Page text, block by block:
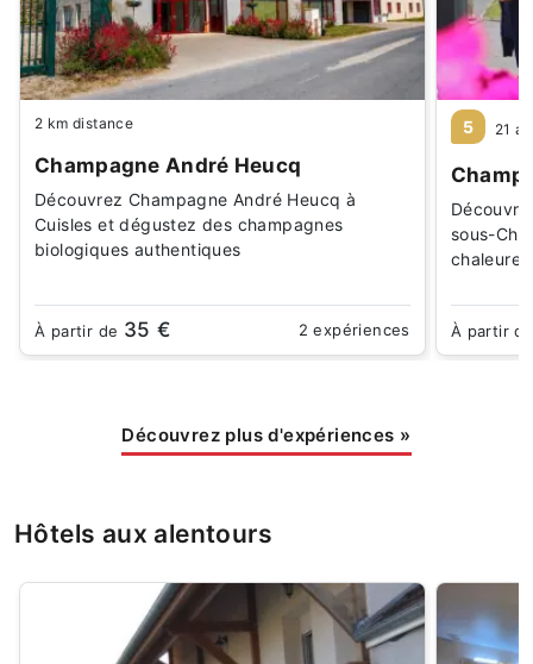
2 km distance
Champagne André Heucq
Découvrez Champagne André Heucq à
Cuisles et dégustez des champagnes
biologiques authentiques
À partir de 35 € 2 expériences
5 21
sous-
À partir
Découvrez plus d'expériences »
Hôtels aux alentours